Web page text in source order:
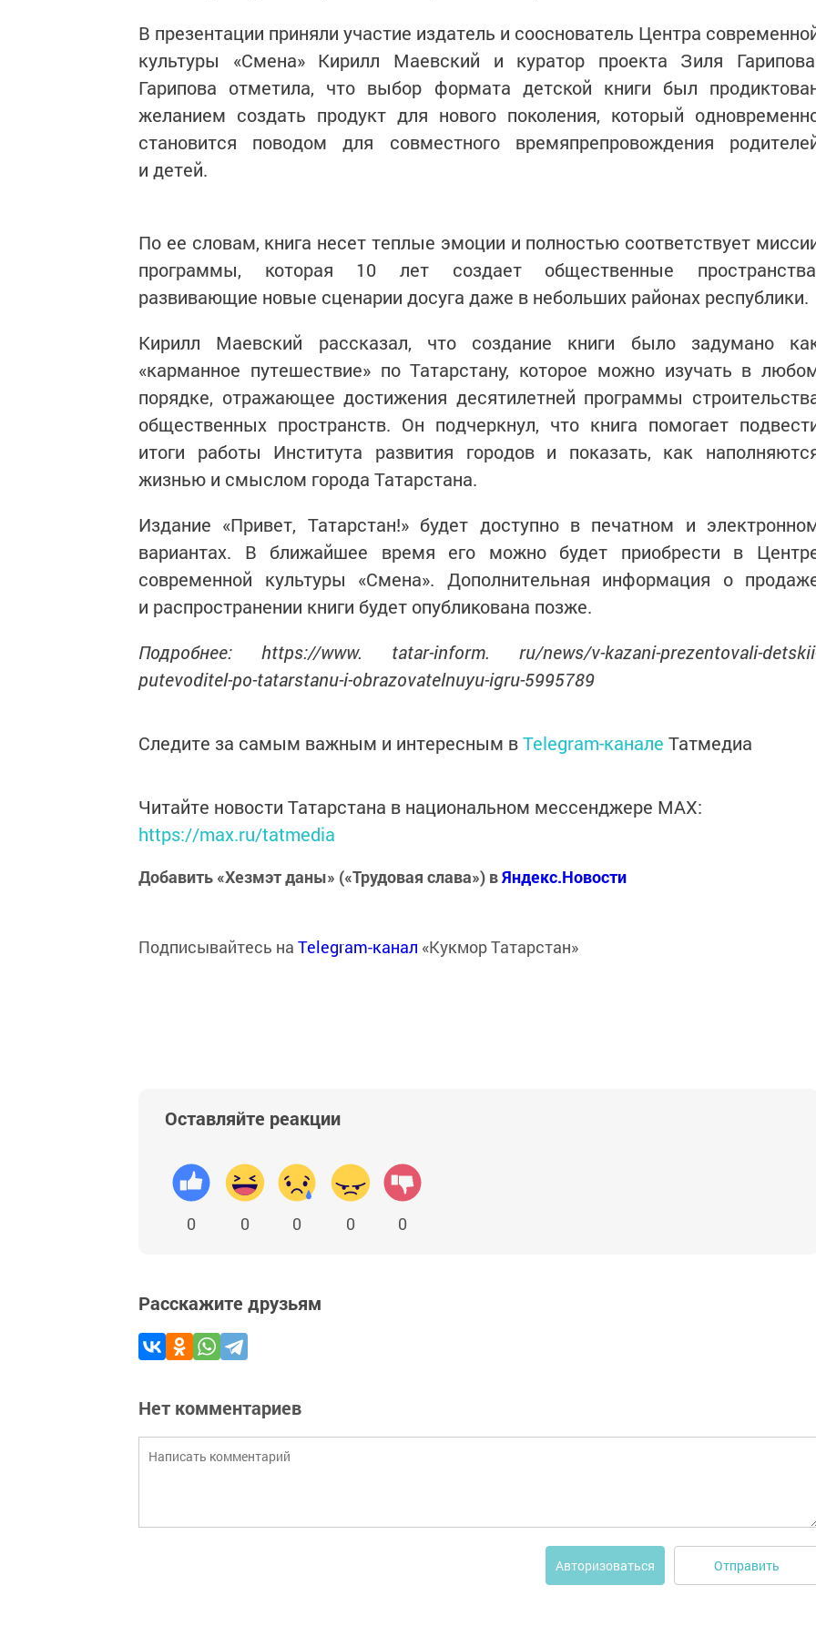
В презентации приняли участие издатель и сооснователь Центра
культуры «Смена» Кирилл Маевский и куратор проекта Зиля
Гарипова отметила, что выбор формата детской книги был
желанием создать продукт для нового поколения, который
становится поводом для совместного времяпрепровождения
и детей.
По ее словам, книга несет теплые эмоции и полностью соответствует
программы, которая 10 лет создает общественные
развивающие новые сценарии досуга даже в небольших районах республики.
Кирилл Маевский рассказал, что создание книги было задумано
«карманное путешествие» по Татарстану, которое можно изучать в
порядке, отражающее достижения десятилетней программы
общественных пространств. Он подчеркнул, что книга помогает
итоги работы Института развития городов и показать, как
жизнью и смыслом города Татарстана.
Издание «Привет, Татарстан!» будет доступно в печатном и
вариантах. В ближайшее время его можно будет приобрести в
современной культуры «Смена». Дополнительная информация о
и распространении книги будет опубликована позже.
Подробнее: https://www. tatar-inform. ru/news/v-kazani-prezentovali-
putevoditel-po-tatarstanu-i-obrazovatelnuyu-igru-5995789
Следите за самым важным и интересным вTelegram-канале Татмедиа
Читайте новости Татарстана в национальном мессенджере MАХ:
https://max.ru/tatmedia
Добавить «Хезмэт даны» («Трудовая слава») вЯндекс.Новости
Подписывайтесь на Telegram-канал «Кукмор Татарстан»
Оставляйте реакции
0 0 0 0 0
Расскажите друзьям
Нет комментариев
Авторизоваться Отправить